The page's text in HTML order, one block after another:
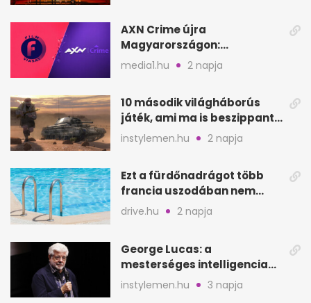
AXN Crime újra
Magyarországon:
szeptembertől a Viasat Film
media1.hu 2 napja
10 második világháborús
játék, ami ma is beszippant
a képernyő elé
instylemen.hu 2 napja
Ezt a fürdőnadrágot több
francia uszodában nem
fogadják el
drive.hu 2 napja
George Lucas: a
mesterséges intelligencia
lehet Hollywood következő
lépése
instylemen.hu 3 napja